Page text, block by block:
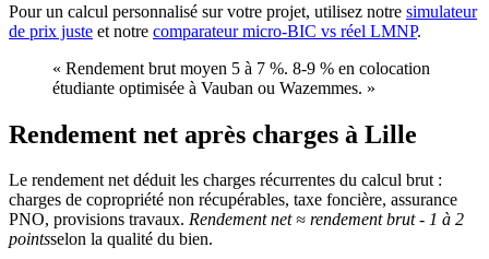
Pour un calcul personnalisé sur votre projet, utilisez notre simulateur
de prix juste et notre comparateur micro-BIC vs réel LMNP.
« Rendement brut moyen 5 à 7 %. 8-9 % en colocation
étudiante optimisée à Vauban ou Wazemmes. »
Rendement net après charges à Lille
Le rendement net déduit les charges récurrentes du calcul brut :
charges de copropriété non récupérables, taxe foncière, assurance
PNO, provisions travaux. Rendement net ≈ rendement brut - 1 à 2
pointsselon la qualité du bien.